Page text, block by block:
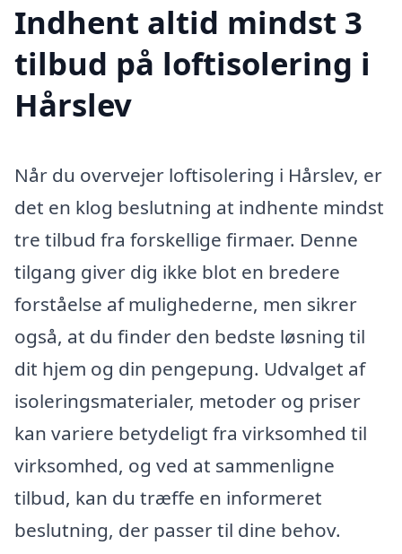
Indhent altid mindst 3
tilbud på loftisolering i
Hårslev
Når du overvejer loftisolering i Hårslev, er
det en klog beslutning at indhente mindst
tre tilbud fra forskellige firmaer. Denne
tilgang giver dig ikke blot en bredere
forståelse af mulighederne, men sikrer
også, at du finder den bedste løsning til
dit hjem og din pengepung. Udvalget af
isoleringsmaterialer, metoder og priser
kan variere betydeligt fra virksomhed til
virksomhed, og ved at sammenligne
tilbud, kan du træffe en informeret
beslutning, der passer til dine behov.